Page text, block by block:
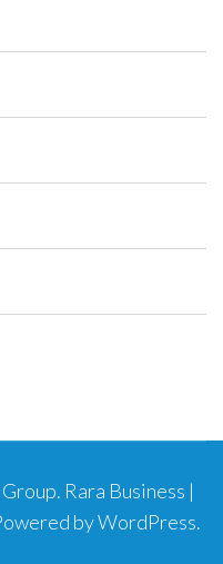
. Rara Business |
byWordPress.